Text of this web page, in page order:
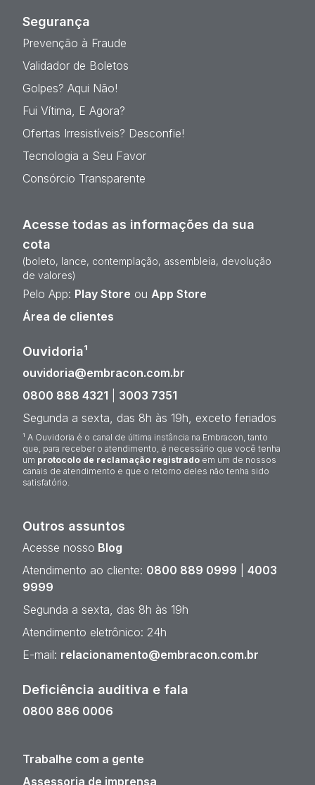
Segurança
Prevenção à Fraude
Validador de Boletos
Golpes? Aqui Não!
Fui Vítima, E Agora?
Ofertas Irresistíveis? Desconfie!
Tecnologia a Seu Favor
Consórcio Transparente
Acesse todas as informações da sua
cota
(boleto, lance, contemplação, assembleia, devolução
de valores)
Pelo App: Play Store ou App Store
Área de clientes
Ouvidoria¹
ouvidoria@embracon.com.br
0800 888 4321
3003 7351
Segunda a sexta, das 8h às 19h, exceto feriados
¹ A Ouvidoria é o canal de última instância na Embracon, tanto
que, para receber o atendimento, é necessário que você tenha
um protocolo de reclamação registrado em um de nossos
canais de atendimento e que o retorno deles não tenha sido
satisfatório.
Outros assuntos
Acesse nosso Blog
Atendimento ao cliente: 0800 889 0999
4003
9999
Segunda a sexta, das 8h às 19h
Atendimento eletrônico: 24h
E-mail: relacionamento@embracon.com.br
Deficiência auditiva e fala
0800 886 0006
Trabalhe com a gente
Assessoria de imprensa